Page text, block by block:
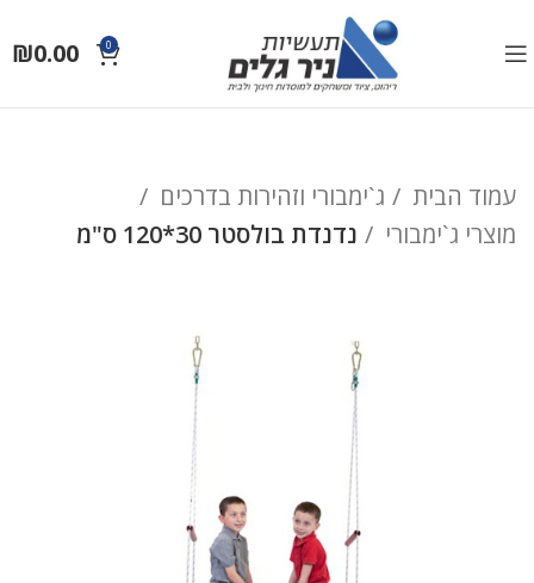
0
₪0.00
עמוד הבית
ג`ימבורי וזהירות בדרכים
מוצרי ג`ימבורי
נדנדת בולסטר 30*120 ס"מ